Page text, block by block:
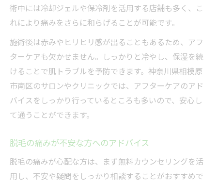
術中には冷却ジェルや保冷剤を活用する店舗も多く、こ
れにより痛みをさらに和らげることが可能です。
施術後は赤みやヒリヒリ感が出ることもあるため、アフ
ターケアも欠かせません。しっかりと冷やし、保湿を続
けることで肌トラブルを予防できます。神奈川県相模原
市南区のサロンやクリニックでは、アフターケアのアド
バイスをしっかり行っているところも多いので、安心し
て通うことができます。
脱毛の痛みが不安な方へのアドバイス
脱毛の痛みが心配な方は、まず無料カウンセリングを活
用し、不安や疑問をしっかり相談することがおすすめで